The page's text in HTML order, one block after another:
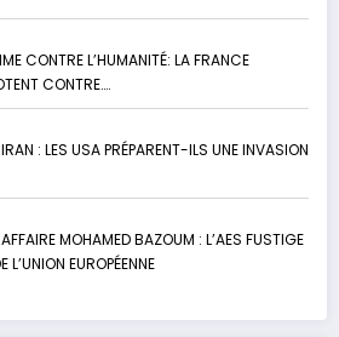
CONTRE L’HUMANITÉ: LA FRANCE
CONTRE….
IRAN : LES USA PRÉPARENT-ILS UNE INVASION
AFFAIRE MOHAMED BAZOUM : L’AES FUSTIGE
L’UNION EUROPÉENNE